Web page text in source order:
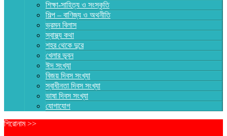
শিক্ষা-সাহিত্য ও সংস্কৃতি
শিল্প – বাণিজ্য ও অথনীতি
ভ্রমন বিলাস
স্বাস্থ্য কথা
শহর থেকে দুরে
খেলার ভূবন
ঈদ সংখ্যা
বিজয় দিবস সংখ্যা
স্বাধীনতা দিবস সংখ্যা
ভাষা দিবস সংখ্যা
যোগাযোগ
শিরোনাম >>